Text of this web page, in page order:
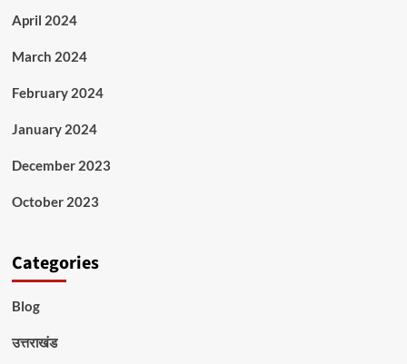
April 2024
March 2024
February 2024
January 2024
December 2023
October 2023
Categories
Blog
उत्तराखंड